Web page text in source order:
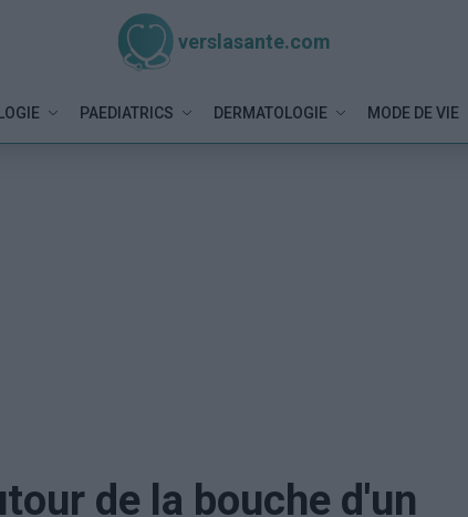
verslasante.com
PAEDIATRICS DERMATOLOGIE MODE DE VIE
de la bouche d'un